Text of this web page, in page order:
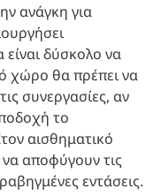
ανάγκη για
δύσκολο να
χώρο θα πρέπει να
συνεργασίες, αν
το
αισθηματικό
αποφύγουν τις
εντάσεις.